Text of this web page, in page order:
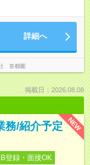
詳細へ
首都圏
掲載日：2026.08.08
NEW
務/紹介予定
登録・面接OK